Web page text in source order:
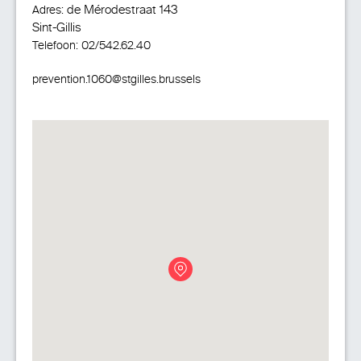
Adres: de Mérodestraat 143
Sint-Gillis
Telefoon: 02/542.62.40
prevention.1060@stgilles.brussels